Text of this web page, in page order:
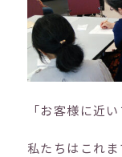
「お客様に近
私たちはこれ